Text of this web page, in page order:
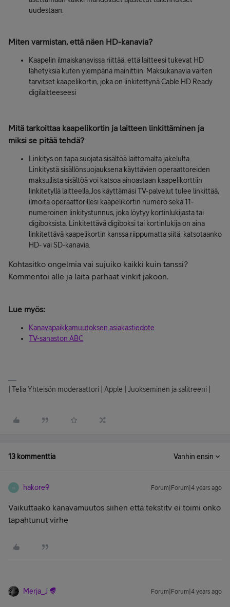
uudestaan.
Miten varmistan, että näen HD-kanavia?
Kaapelin ilmaiskanavissa riittää, että laitteesi tukevat HD
lähetyksiä kuten ylempänä mainittiin. Maksukanavia varten
tarvitset kaapelikortin, joka on linkitettynä Cable HD Ready
digilaitteeseesi
Mitä tarkoittaa kaapelikortin ja laitteen linkittäminen ja
miksi se pitää tehdä?
Linkitys on tapa suojata sisältöä laittomalta jakelulta.
Linkitystä sisällönsuojauksena käyttävien operaattoreiden
maksullista sisältöä voi katsoa ainoastaan kaapelikorttiin
linkitetyllä laitteella.Jos käyttämäsi TV-palvelut tulee linkittää,
ilmoita operaattorillesi kaapelikortin numero sekä 11-
numeroinen linkitystunnus, joka löytyy kortinlukijasta tai
digiboksista. Linkitettävä digiboksi tai kortinlukija on aina
linkitettävä kaapelikortin kanssa riippumatta siitä, katsotaanko
HD- vai SD-kanavia.
Kohtasitko ongelmia vai sujuiko kaikki kuin tanssi?
Kommentoi alle ja laita parhaat vinkit jakoon.
Lue myös:
Kanavapaikkamuutoksen asiakastiedote
TV-sanaston ABC
| Telia Yhteisön moderaattori | Apple | Juokseminen ja salitreeni |
13 kommenttia Vanhin ensin
H hakore9 Forum|Forum|4 years ago
Vaikuttaako kanavamuutos siihen että tekstitv ei toimi onko
tapahtunut virhe
Merja_J Forum|Forum|4 years ago